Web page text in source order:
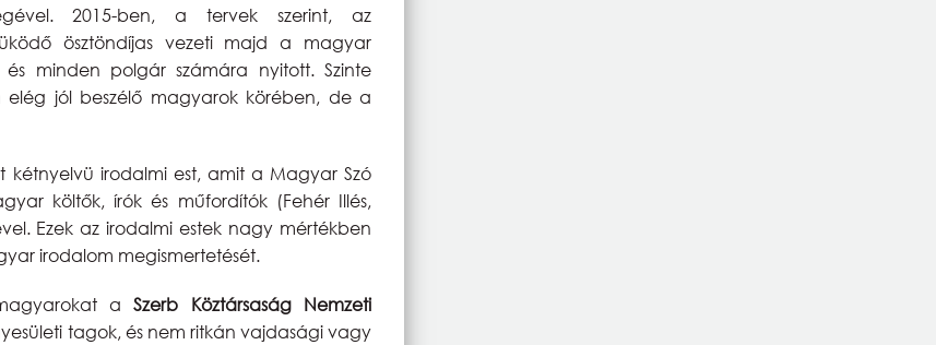
2015-ben, a tervek szerint, az
ösztöndíjas vezeti majd a magyar
minden polgár számára nyitott. Szinte
jól beszélő magyarok körében, de a
irodalmi est, amit a Magyar Szó
költők, írók és műfordítók (Fehér Illés,
Ezek az irodalmi estek nagy mértékben
irodalom megismertetését.
a Szerb Köztársaság Nemzeti
tagok, és nem ritkán vajdasági vagy